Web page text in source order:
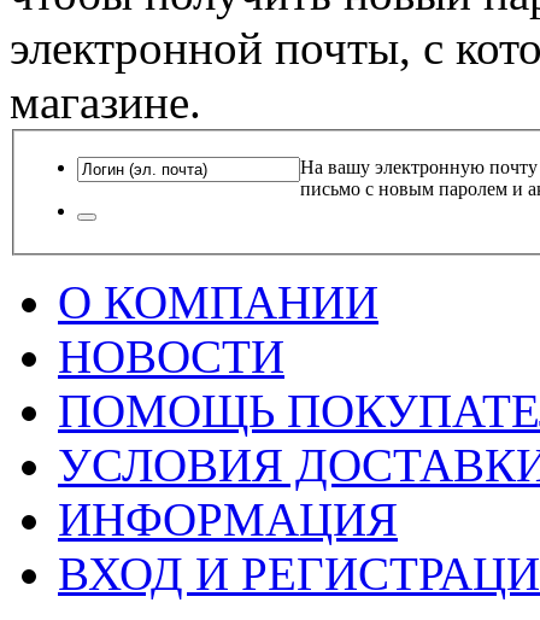
электронной почты, с
магазине.
На вашу электронную почту
письмо с новым паролем и
О КОМПАНИИ
НОВОСТИ
ПОМОЩЬ
УСЛОВИЯ
ИНФОРМАЦИЯ
ВХОД И